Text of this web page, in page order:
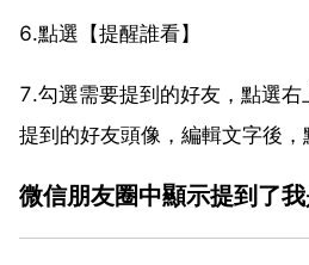
6.點選【提醒誰看】
7.勾選需要提到的好友，點選
提到的好友頭像，編輯文字後，
微信朋友圈中顯示提到了